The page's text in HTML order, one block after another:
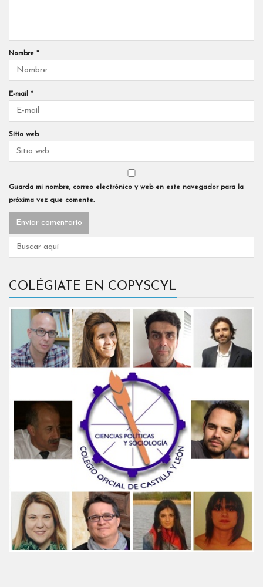
Nombre *
E-mail *
Sitio web
Guarda mi nombre, correo electrónico y web en este navegador para la
próxima vez que comente.
COLÉGIATE EN COPYSCYL